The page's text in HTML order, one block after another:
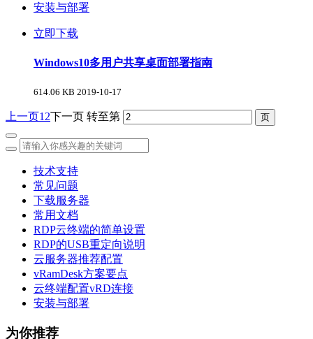
安装与部署
立即下载
Windows10多用户共享桌面部署指南
614.06 KB 2019-10-17
上一页1 2下一页 转至第
技术支持
常见问题
下载服务器
常用文档
RDP云终端的简单设置
RDP的USB重定向说明
云服务器推荐配置
vRamDesk方案要点
云终端配置vRD连接
安装与部署
为你推荐